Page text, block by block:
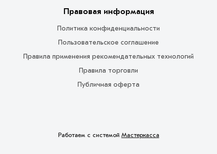
Правовая информация
Политика конфиденциальности
Пользовательское соглашение
Правила применения рекомендательных технологий
Правила торговли
Публичная оферта
Работаем с системой Мастеркасса